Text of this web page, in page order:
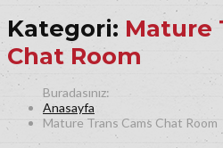
Kategori: Mature
Chat Room
Anasayfa
Mature Trans Cams Chat Room